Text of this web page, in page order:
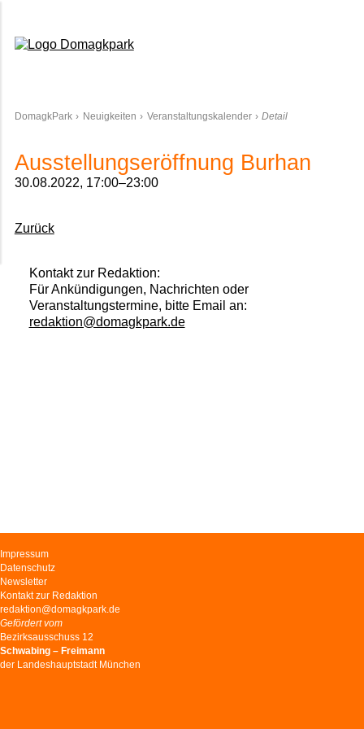
DomagkPark Neuigkeiten Veranstaltungskalender Detail
Ausstellungseröffnung Burhan
30.08.2022, 17:00–23:00
Zurück
Kontakt zur Redaktion:
Für Ankündigungen, Nachrichten oder
Veranstaltungstermine, bitte Email an:
redaktion@domagkpark.de
Navigation
überspringen
Impressum
Datenschutz
Newsletter
Kontakt zur Redaktion
redaktion@domagkpark.de
Gefördert vom
Bezirksausschuss 12
Schwabing – Freimann
der Landeshauptstadt München